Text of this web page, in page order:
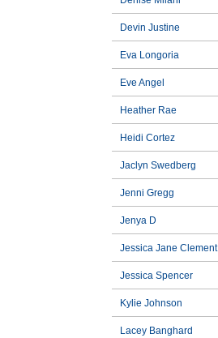
Devin Justine
Eva Longoria
Eve Angel
Heather Rae
Heidi Cortez
Jaclyn Swedberg
Jenni Gregg
Jenya D
Jessica Jane Clement
Jessica Spencer
Kylie Johnson
Lacey Banghard